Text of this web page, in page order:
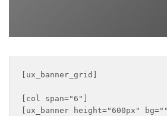
[ux_banner_grid]
[col span="6"]
[ux_banner height="600px"